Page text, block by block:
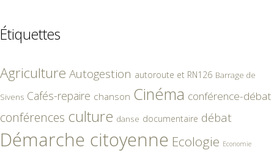
Étiquettes
Agriculture Autogestion autoroute et RN126 Barrage de
Sivens Cafés-repaire chanson Cinéma conférence-débat
conférences culture danse documentaire débat
Démarche citoyenne Ecologie Economie